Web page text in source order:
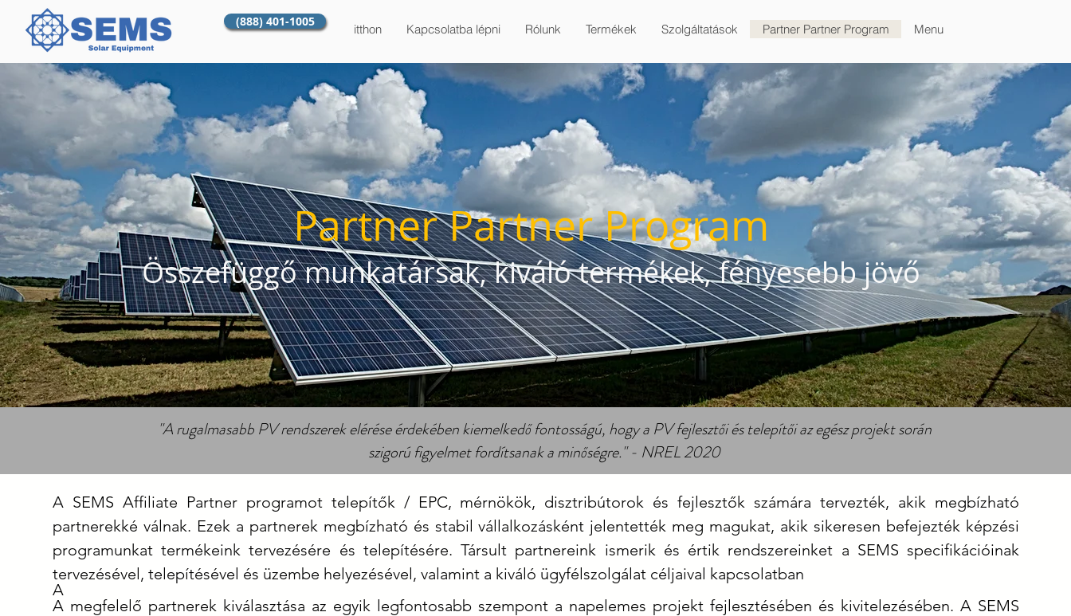
(888) 401-1005
itthon Kapcsolatba lépni Rólunk Termékek Szolgáltatások Partner Partner Program Menu
Partner Partner Program
Összefüggő munkatársak, kiváló termékek, fényesebb jövő
A SEMS Affiliate Partner programot telepítők / EPC, mérnökök, disztribútorok és fejlesztők számára tervezték, akik megbízható
partnerekké válnak. Ezek a partnerek megbízható és stabil vállalkozásként jelentették meg magukat, akik sikeresen befejezték képzési
programunkat termékeink tervezésére és telepítésére. Társult partnereink ismerik és értik rendszereinket a SEMS specifikációinak
tervezésével, telepítésével és üzembe helyezésével, valamint a kiváló ügyfélszolgálat céljaival kapcsolatban
A
A megfelelő partnerek kiválasztása az egyik legfontosabb szempont a napelemes projekt fejlesztésében és kivitelezésében. A SEMS
"A rugalmasabb PV rendszerek elérése érdekében kiemelkedő fontosságú, hogy a PV fejlesztői és telepítői az egész projekt során
szigorú figyelmet fordítsanak a minőségre." - NREL 2020